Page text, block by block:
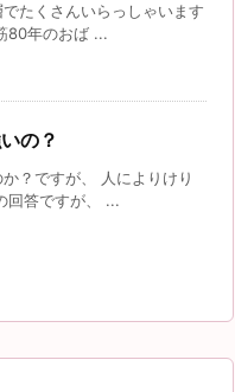
たくさんいらっしゃいます
80年のおば ...
の？
？ですが、 人によりけり
回答ですが、 ...